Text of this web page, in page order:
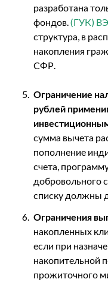
разработана
фондов.(ГУК)
структура, в
накопления
СФР.
Ограничение
рублей
сумма вычета
пополнение
счета,
добровольного
списку должны
Ограничения
накопленных
если при
накопительной
прожиточного